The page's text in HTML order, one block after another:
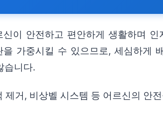
이 안전하고 편안하게 생활하며
가중시킬 수 있으므로, 세심하게
습니다.
제거, 비상벨 시스템 등 어르신의 안